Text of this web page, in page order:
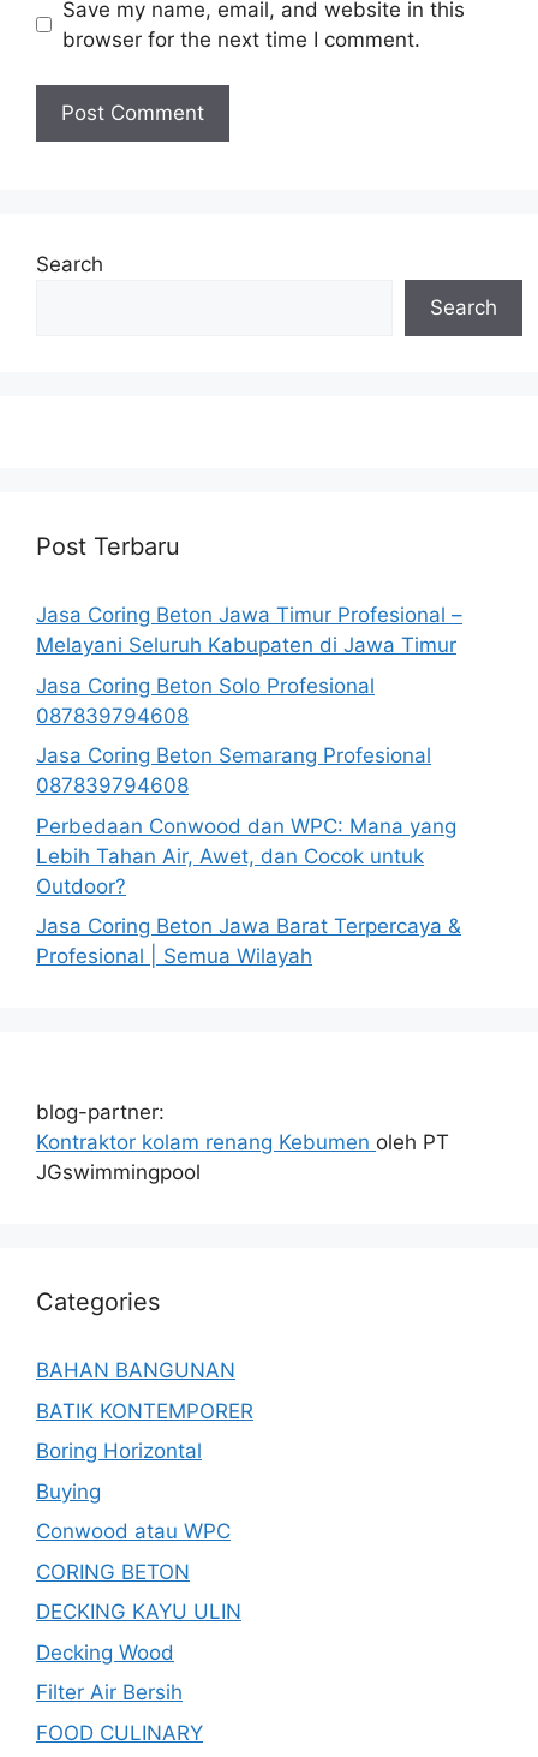
Save my name, email, and website in this
browser for the next time I comment.
Search
Search
Post Terbaru
Jasa Coring Beton Jawa Timur Profesional –
Melayani Seluruh Kabupaten di Jawa Timur
Jasa Coring Beton Solo Profesional
087839794608
Jasa Coring Beton Semarang Profesional
087839794608
Perbedaan Conwood dan WPC: Mana yang
Lebih Tahan Air, Awet, dan Cocok untuk
Outdoor?
Jasa Coring Beton Jawa Barat Terpercaya &
Profesional | Semua Wilayah
blog-partner:
Kontraktor kolam renang Kebumen oleh PT
JGswimmingpool
Categories
BAHAN BANGUNAN
BATIK KONTEMPORER
Boring Horizontal
Buying
Conwood atau WPC
CORING BETON
DECKING KAYU ULIN
Decking Wood
Filter Air Bersih
FOOD CULINARY